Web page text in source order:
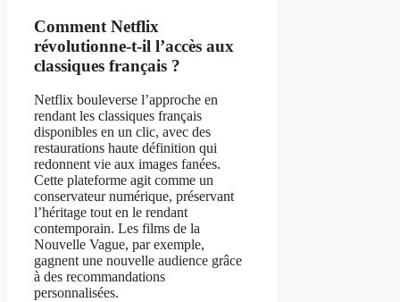
Comment Netflix
révolutionne-t-il l’accès aux
classiques français ?
Netflix bouleverse l’approche en
rendant les classiques français
disponibles en un clic, avec des
restaurations haute définition qui
redonnent vie aux images fanées.
Cette plateforme agit comme un
conservateur numérique, préservant
l’héritage tout en le rendant
contemporain. Les films de la
Nouvelle Vague, par exemple,
gagnent une nouvelle audience grâce
à des recommandations
personnalisées.